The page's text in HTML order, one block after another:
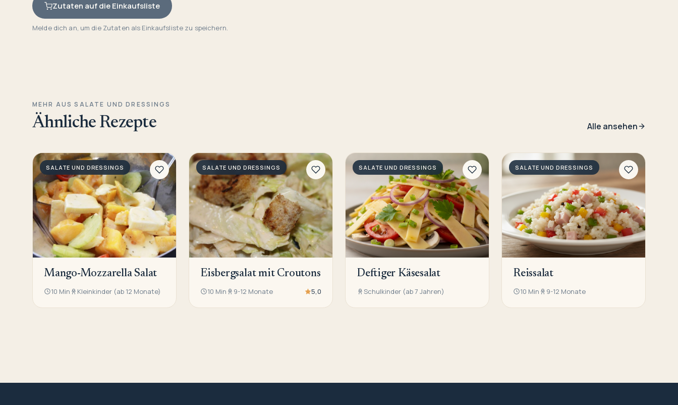
Zutaten auf die Einkaufsliste
Melde dich an, um die Zutaten als Einkaufsliste zu speichern.
MEHR AUS SALATE UND DRESSINGS
Ähnliche Rezepte Alle ansehen
SALATE UND DRESSINGS
Mango-Mozzarella Salat
10 Min Kleinkinder (ab 12 Monate)
SALATE UND DRESSINGS
Eisbergsalat mit Croutons
10 Min 9-12 Monate 5,0
SALATE UND DRESSINGS
Deftiger Käsesalat
Schulkinder (ab 7 Jahren)
SALATE UND DRESSINGS
Reissalat
10 Min 9-12 Monate